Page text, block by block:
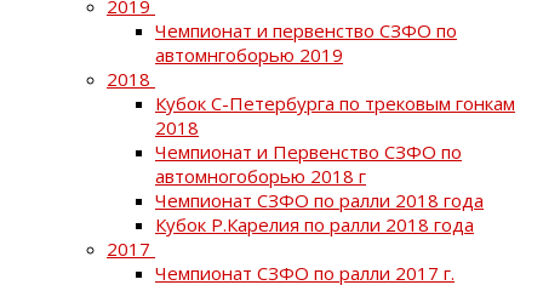
2019
Чемпионат и первенство СЗФО по
автомнгоборью 2019
2018
Кубок С-Петербурга по трековым гонкам
2018
Чемпионат и Первенство СЗФО по
автомногоборью 2018 г
Чемпионат СЗФО по ралли 2018 года
Кубок Р.Карелия по ралли 2018 года
2017
Чемпионат СЗФО по ралли 2017 г.